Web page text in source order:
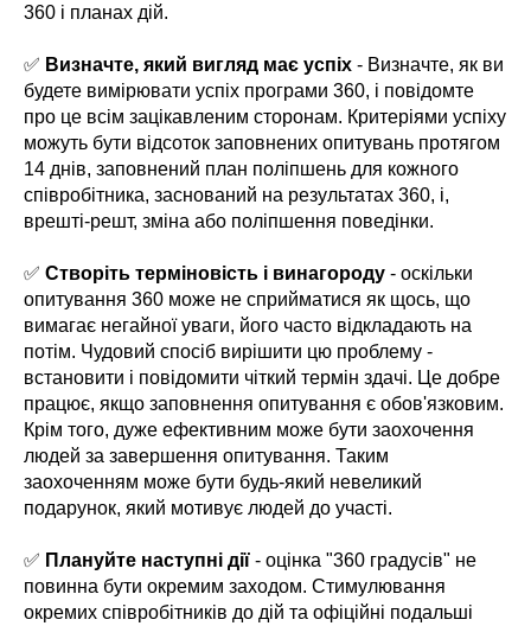
360 і планах дій.
✅ Визначте, який вигляд має успіх - Визначте, як ви
будете вимірювати успіх програми 360, і повідомте
про це всім зацікавленим сторонам. Критеріями успіху
можуть бути відсоток заповнених опитувань протягом
14 днів, заповнений план поліпшень для кожного
співробітника, заснований на результатах 360, і,
врешті-решт, зміна або поліпшення поведінки.
✅ Створіть терміновість і винагороду - оскільки
опитування 360 може не сприйматися як щось, що
вимагає негайної уваги, його часто відкладають на
потім. Чудовий спосіб вирішити цю проблему -
встановити і повідомити чіткий термін здачі. Це добре
працює, якщо заповнення опитування є обов'язковим.
Крім того, дуже ефективним може бути заохочення
людей за завершення опитування. Таким
заохоченням може бути будь-який невеликий
подарунок, який мотивує людей до участі.
✅ Плануйте наступні дії - оцінка "360 градусів" не
повинна бути окремим заходом. Стимулювання
окремих співробітників до дій та офіційні подальші